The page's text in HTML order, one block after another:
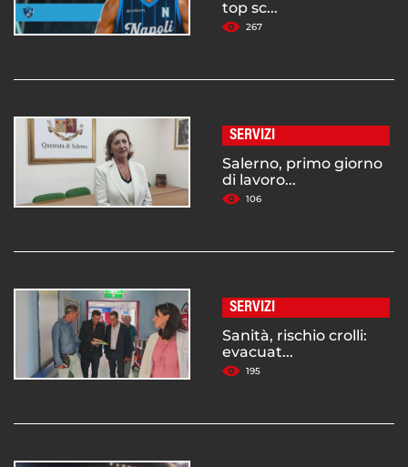
top sc...
267
SERVIZI
Salerno, primo giorno
di lavoro...
106
SERVIZI
Sanità, rischio crolli:
evacuat...
195